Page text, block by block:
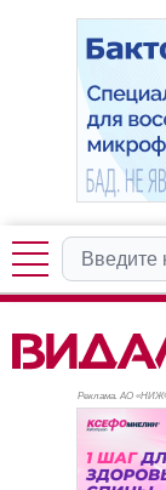
Реклама. АО